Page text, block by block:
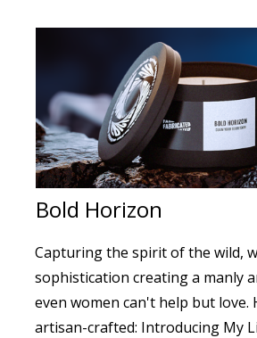
Bold Horizon
Capturing the spirit of the wild,
sophistication creating a manly
even women can't help but love.
artisan-crafted: Introducing My